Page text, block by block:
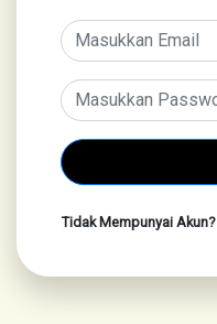
Tidak Mempunyai Akun?